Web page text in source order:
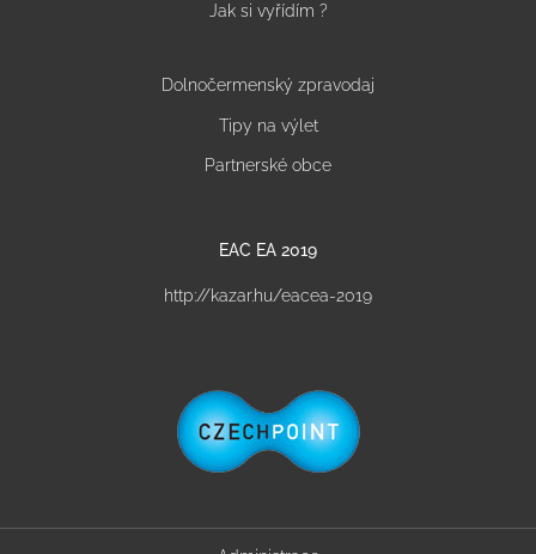
Jak si vyřídím ?
Dolnočermenský zpravodaj
Tipy na výlet
Partnerské obce
EAC EA 2019
http://kazar.hu/eacea-2019